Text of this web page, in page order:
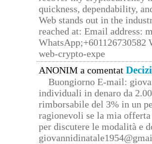
quickness, dependability,
Web stands out in the
reached at: Email address:
web-crypto-expe
ANONIM a comentat
Buongiorno E-mail:
individuali in denaro da
rimborsabile del 3% in un
ragionevoli se la mia
per discutere le modalità e